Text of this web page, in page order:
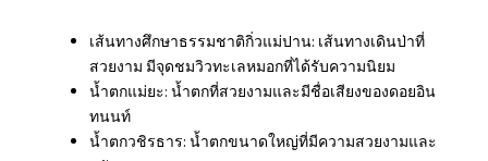
เส้นทางศึกษาธรรมชาติกิ่วแม่ปาน: เส้นทางเดินป่าที่
สวยงาม มีจุดชมวิวทะเลหมอกที่ได้รับความนิยม
น้ำตกแม่ยะ: น้ำตกที่สวยงามและมีชื่อเสียงของดอยอิน
ทนนท์
น้ำตกวชิรธาร: น้ำตกขนาดใหญ่ที่มีความสวยงามและ